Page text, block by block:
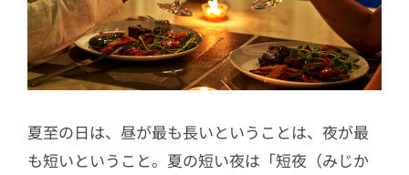
夏至の日は、昼が最も長いということは、夜が最
も短いということ。夏の短い夜は「短夜（みじか